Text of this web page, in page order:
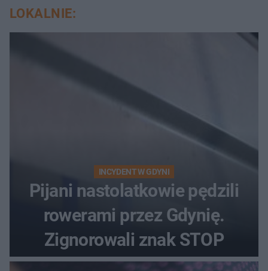
LOKALNIE:
INCYDENT W GDYNI
Pijani nastolatkowie pędzili
rowerami przez Gdynię.
Zignorowali znak STOP